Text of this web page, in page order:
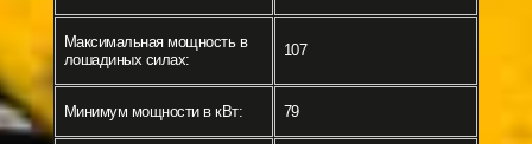
Максимальная мощность в
лошадиных силах:
107
Минимум мощности в кВт: 79